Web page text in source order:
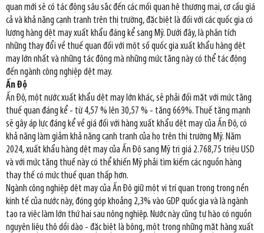
quan mới sẽ có tác động sâu sắc đến các mối quan hệ thương mại, cơ cấu giá
cả và khả năng cạnh tranh trên thị trường, đặc biệt là đối với các quốc gia có
lượng hàng dệt may xuất khẩu đáng kể sang Mỹ. Dưới đây, là phân tích
những thay đổi về thuế quan đối với một số quốc gia xuất khẩu hàng dệt
may lớn nhất và những tác động mà những mức tăng này có thể tác động
đến ngành công nghiệp dệt may.
Ấn Độ
Ấn Độ, một nước xuất khẩu dệt may lớn khác, sẽ phải đối mặt với mức tăng
thuế quan đáng kể - từ 4,57 % lên 30,57 % - tăng 669%. Thuế tăng mạnh
sẽ gây áp lực đáng kể về giá đối với hàng xuất khẩu dệt may của Ấn Độ, có
khả năng làm giảm khả năng cạnh tranh của họ trên thị trường Mỹ. Năm
2024, xuất khẩu hàng dệt may của Ấn Độ sang Mỹ trị giá 2.768,75 triệu USD
và với mức tăng thuế này có thể khiến Mỹ phải tìm kiếm các nguồn hàng
thay thế có mức thuế quan thấp hơn.
Ngành công nghiệp dệt may của Ấn Độ giữ một vị trí quan trọng trong nền
kinh tế của nước này, đóng góp khoảng 2,3% vào GDP quốc gia và là ngành
tạo ra việc làm lớn thứ hai sau nông nghiệp. Nước này cũng tự hào có nguồn
nguyên liệu thô dồi dào - đặc biệt là bông, một trong những mặt hàng xuất